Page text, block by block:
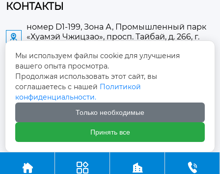
КОНТАКТЫ

номер D1-199, Зона А, Промышленный парк
«Хуамэй Чжицзао», просп. Тайбай, д. 266, г.
 2673889948@qq.com
+86-13705274289
+86-19084124289
Оборудование
   
Мы используем файлы cookie для улучшения
вашего опыта просмотра.
Продолжая использовать этот сайт, вы
соглашаетесь с нашей Политикой
конфиденциальности.
Только необходимые
Принять все